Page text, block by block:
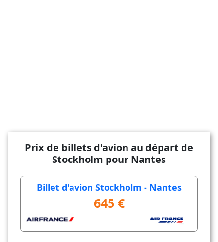
Prix de billets d'avion au départ de
Stockholm pour Nantes
Billet d'avion Stockholm - Nantes
645 €